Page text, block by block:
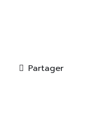
Partager